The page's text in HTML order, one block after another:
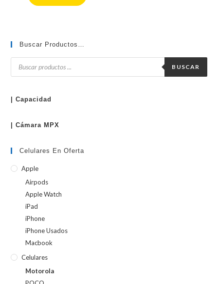
Buscar Productos…
Búsqueda
productos
BUSCAR
| Capacidad
| Cámara MPX
Celulares En Oferta
Apple
Airpods
Apple Watch
iPad
iPhone
iPhone Usados
Macbook
Celulares
Motorola